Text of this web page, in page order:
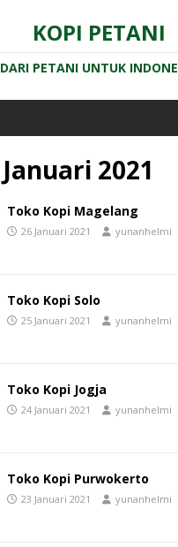
KOPI PETANI
DARI PETANI UNTUK
Januari 2021
Toko Kopi Magelang
26 Januari 2021 yunanhelmi
Toko Kopi Solo
25 Januari 2021 yunanhelmi
Toko Kopi Jogja
24 Januari 2021 yunanhelmi
Toko Kopi Purwokerto
23 Januari 2021 yunanhelmi